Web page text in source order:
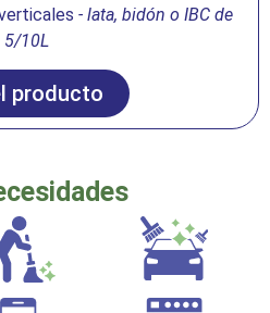
- lata, bidón o IBC de
5/10L
producto